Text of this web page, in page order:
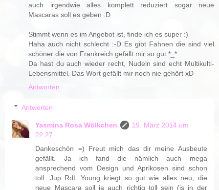
auch irgendwie alles komplett reduziert sogar neue
Mascaras soll es geben :D
Stimmt wenn es im Angebot ist, finde ich es super :)
Haha auch nicht schlecht :-D Es gibt Fahnen die sind viel
schöner die von Frankreich gefällt mir so gut *_*
Da hast du auch wieder recht, Nudeln sind echt Multikulti-
Lebensmittel. Das Wort gefällt mir noch nie gehört xD
Antworten
Antworten
Yasmina Rosa Wölkchen
19. März 2014 um
22:27
Dankeschön =) Freut mich das dir meine Ausbeute
gefällt. Ja ich fand die nämlich auch mega
ansprechend vom Design und Aprikosen sind schon
toll. Jup RdL Young kriegt so gut wie alles neu, die
neue Mascara soll ja auch richtig toll sein (is in der